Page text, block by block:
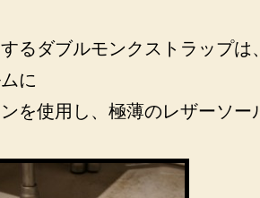
るダブルモンクストラップは
に
を使用し、極薄のレザーソ